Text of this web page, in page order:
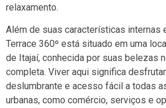
relaxamento.
Além de suas características internas
Terrace 360º está situado em uma
de Itajaí, conhecida por suas belezas
completa. Viver aqui significa
deslumbrante e acesso fácil a todas
urbanas, como comércio, serviços e